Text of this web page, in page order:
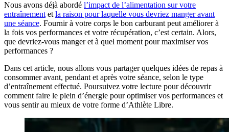
Nous avons déjà abordé l’impact de l’alimentation sur votre
entraînement et la raison pour laquelle vous devriez manger avant
une séance. Fournir à votre corps le bon carburant peut améliorer à
la fois vos performances et votre récupération, c’est certain. Alors,
que devriez-vous manger et à quel moment pour maximiser vos
performances ?
Dans cet article, nous allons vous partager quelques idées de repas à
consommer avant, pendant et après votre séance, selon le type
d’entraînement effectué. Poursuivez votre lecture pour découvrir
comment faire le plein d’énergie pour optimiser vos performances et
vous sentir au mieux de votre forme d’Athlète Libre.